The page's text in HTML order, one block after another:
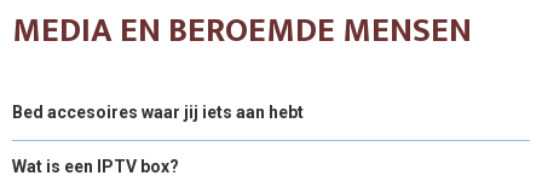
MEDIA EN BEROEMDE MENSEN
Bed accesoires waar jij iets aan hebt
Wat is een IPTV box?